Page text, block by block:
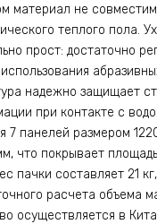
материал не
теплого пола.
прост: достаточно
надежно защищает
при контакте с
7 панелей размером
что покрывает площадь
пачки составляет 21
расчета объема
осуществляется в